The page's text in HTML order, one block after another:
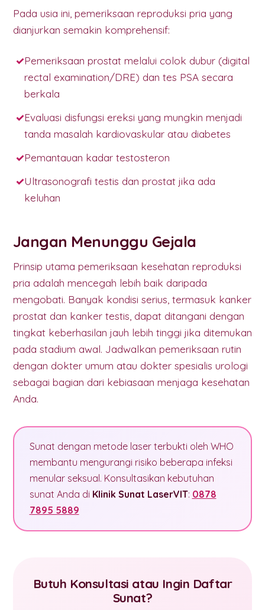
Pada usia ini, pemeriksaan reproduksi pria yang
dianjurkan semakin komprehensif:
Pemeriksaan prostat melalui colok dubur (digital
rectal examination/DRE) dan tes PSA secara
berkala
Evaluasi disfungsi ereksi yang mungkin menjadi
tanda masalah kardiovaskular atau diabetes
Pemantauan kadar testosteron
Ultrasonografi testis dan prostat jika ada
keluhan
Jangan Menunggu Gejala
Prinsip utama pemeriksaan kesehatan reproduksi
pria adalah mencegah lebih baik daripada
mengobati. Banyak kondisi serius, termasuk kanker
prostat dan kanker testis, dapat ditangani dengan
tingkat keberhasilan jauh lebih tinggi jika ditemukan
pada stadium awal. Jadwalkan pemeriksaan rutin
dengan dokter umum atau dokter spesialis urologi
sebagai bagian dari kebiasaan menjaga kesehatan
Anda.
Sunat dengan metode laser terbukti oleh WHO
membantu mengurangi risiko beberapa infeksi
menular seksual. Konsultasikan kebutuhan
sunat Anda di Klinik Sunat LaserVIT: 0878
7895 5889
Butuh Konsultasi atau Ingin Daftar
Sunat?